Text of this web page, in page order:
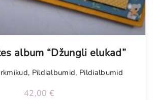
album “Džungli elukad”
, Pildialbumid, Pildialbumid
42,00 €